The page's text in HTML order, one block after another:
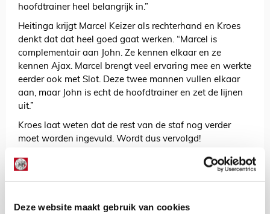
Deze website maakt gebruik van cookies
hoofdtrainer heel belangrijk in.”
Heitinga krijgt Marcel Keizer als rechterhand en Kroes
denkt dat dat heel goed gaat werken. “Marcel is
complementair aan John. Ze kennen elkaar en ze
kennen Ajax. Marcel brengt veel ervaring mee en werkte
eerder ook met Slot. Deze twee mannen vullen elkaar
aan, maar John is echt de hoofdtrainer en zet de lijnen
uit.”
Kroes laat weten dat de rest van de staf nog verder
moet worden ingevuld. Wordt dus vervolgd!
Dapper: Heitinga en Keizer gaan
Ajax